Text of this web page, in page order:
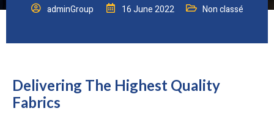
adminGroup 16 June 2022 Non classé
Delivering The Highest Quality
Fabrics